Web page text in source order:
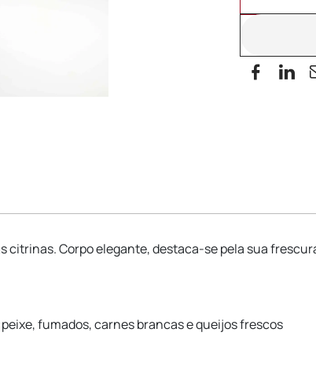
Corpo elegante, destaca-se pela sua
fumados, carnes brancas e queijos frescos